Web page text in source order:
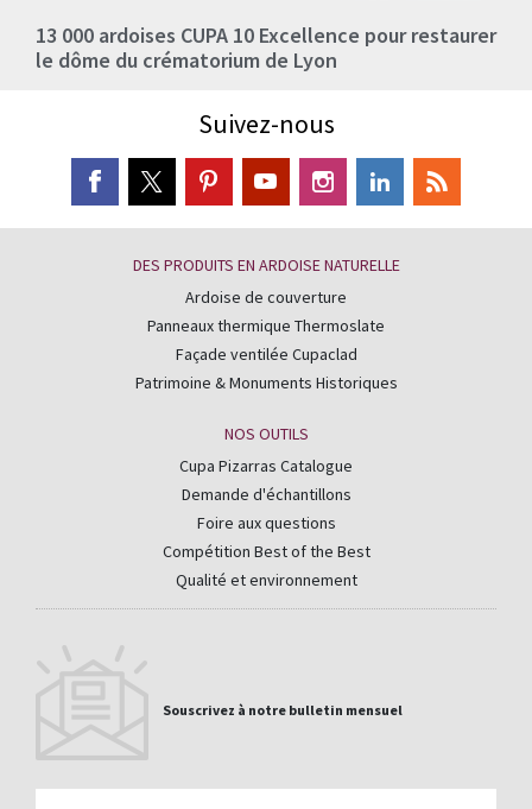
13 000 ardoises CUPA 10 Excellence pour restaurer
le dôme du crématorium de Lyon
Suivez-nous
DES PRODUITS EN ARDOISE NATURELLE
Ardoise de couverture
Panneaux thermique Thermoslate
Façade ventilée Cupaclad
Patrimoine & Monuments Historiques
NOS OUTILS
Cupa Pizarras Catalogue
Demande d'échantillons
Foire aux questions
Compétition Best of the Best
Qualité et environnement
Souscrivez à notre bulletin mensuel